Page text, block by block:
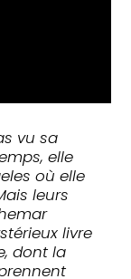
vu sa
elle
où elle
leurs
livre
dont la